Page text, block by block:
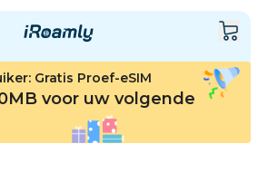
Gratis Proef-eSIM
voor uw volgende